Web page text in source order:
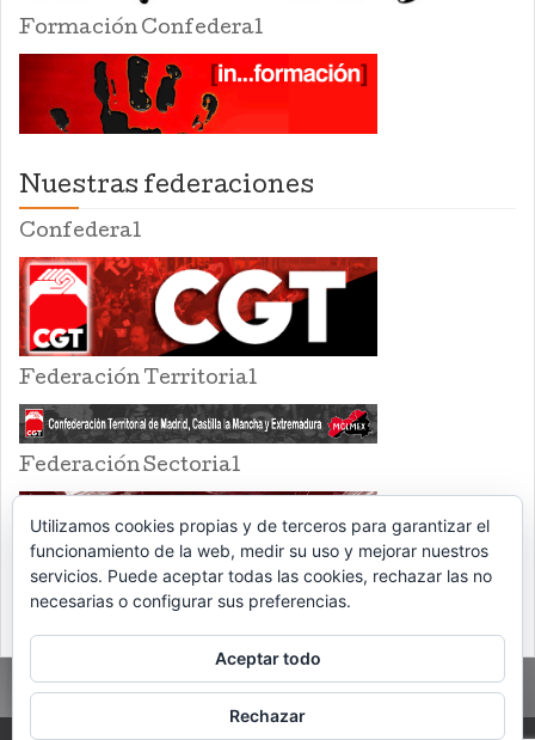
Formación Confederal
Nuestras federaciones
Confederal
Federación Territorial
Federación Sectorial
Utilizamos cookies propias y de terceros para garantizar el
funcionamiento de la web, medir su uso y mejorar nuestros
servicios. Puede aceptar todas las cookies, rechazar las no
necesarias o configurar sus preferencias.
Aceptar todo
Rechazar